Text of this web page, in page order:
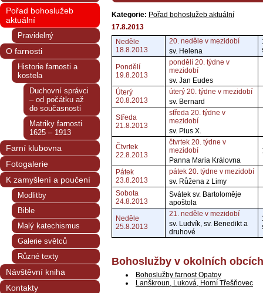
Kategorie: Pořad bohoslužeb aktuální
17.8.2013
Neděle
18.8.2013
20. neděle v mezidobí
sv. Helena
Pondělí
19.8.2013
pondělí 20. týdne v
mezidobí
sv. Jan Eudes
Úterý
20.8.2013
úterý 20. týdne v mezidobí
sv. Bernard
Středa
21.8.2013
středa 20. týdne v
mezidobí
sv. Pius X.
Čtvrtek
22.8.2013
čtvrtek 20. týdne v
mezidobí
Panna Maria Královna
Pátek
23.8.2013
pátek 20. týdne v mezidobí
sv. Růžena z Limy
Sobota
24.8.2013
Svátek sv. Bartoloměje
apoštola
Neděle
25.8.2013
21. neděle v mezidobí
sv. Ludvík, sv. Benedikt a
druhové
Bohoslužby v okolních obcích
Bohoslužby farnost Opatov
Lanškroun, Luková, Horní Třešňovec
Pořad bohoslužeb
aktuální
Pravidelný
O farnosti
Historie farnosti a
kostela
Duchovní správci
– od počátku až
do současnosti
Matriky farnosti
1625 – 1913
Farní klubovna
Fotogalerie
K zamyšlení a poučení
Modlitby
Bible
Malý katechismus
Galerie světců
Různé texty
Návštěvní kniha
Kontakty